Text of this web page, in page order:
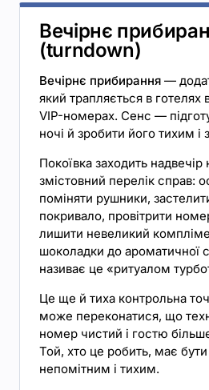
Вечірнє
(turndown)
Вечірнє прибирання —
який трапляється в готелях
VIP-номерах. Сенс —
ночі й зробити його тихим і
Покоївка заходить
змістовний перелік справ:
поміняти рушники,
покривало, провітрити
лишити невеликий
шоколадки до ароматичної
називає це «ритуалом
Це ще й тиха контрольна
може переконатися, що
номер чистий і гостю
Той, хто це робить, має
непомітним і тихим.